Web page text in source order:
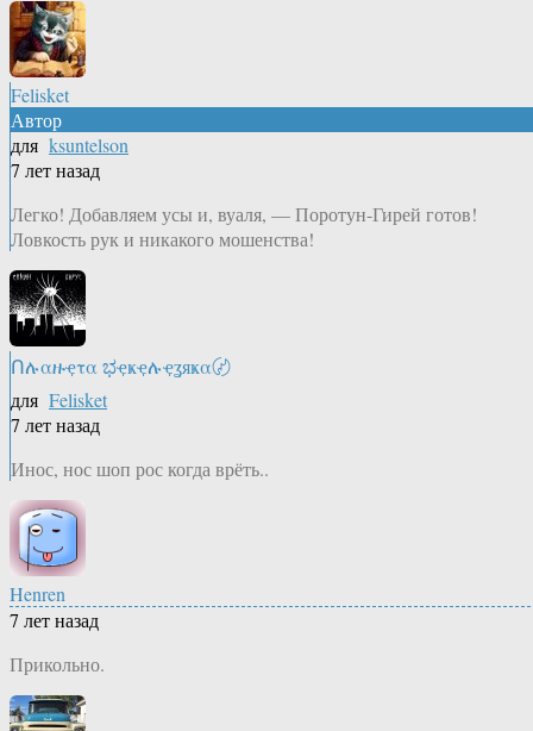
Felisket
Автор
для ksuntelson
7 лет назад
Легко! Добавляем усы и, вуаля, — Поротун-Гирей готов!
Ловкость рук и никакого мошенства!
Ոሉαዙҿτα ಭҿҝҿሉҿʓяҝα〄
для Felisket
7 лет назад
Инос, нос шоп рос когда врёть..
Henren
7 лет назад
Прикольно.